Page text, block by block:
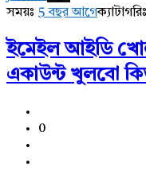
প্রশ্ন
সময়ঃ 5 বছর আগে
ইমেইল আইডি
একাউন্ট খুলবো
0